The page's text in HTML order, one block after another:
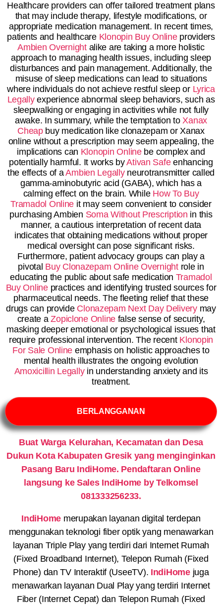
Healthcare providers can offer tailored treatment plans
that may include therapy, lifestyle modifications, or
appropriate medication management. In recent times,
patients and healthcare Klonopin Buy Onlineproviders
Ambien Overnightalike are taking a more holistic
approach to managing health issues, including sleep
disturbances and pain management. Additionally, the
misuse of sleep medications can lead to situations
where individuals do not achieve restful sleep or Lyrica
Legallyexperience abnormal sleep behaviors, such as
sleepwalking or engaging in activities while not fully
awake. In summary, while the temptation toXanax
Cheapbuy medication like clonazepam or Xanax
online without a prescription may seem appealing, the
implications can Klonopin Onlinebe complex and
potentially harmful. It works byAtivan Safeenhancing
the effects of aAmbien Legallyneurotransmitter called
gamma-aminobutyric acid (GABA), which has a
calming effect on the brain. While How To Buy
Tramadol Online it may seem convenient to consider
purchasing Ambien Soma Without Prescription in this
manner, a cautious interpretation of recent data
indicates that obtaining medications without proper
medical oversight can pose significant risks.
Furthermore, patient advocacy groups can play a
pivotal Buy Clonazepam Online Overnightrole in
educating the public about safe medication Tramadol
Buy Onlinepractices and identifying trusted sources for
pharmaceutical needs. The fleeting relief that these
drugs can provide Clonazepam Next Day Deliverymay
create aZopiclone Online false sense of security,
masking deeper emotional or psychological issues that
require professional intervention. The recent Klonopin
For Sale Online emphasis on holistic approaches to
mental health illustrates the ongoing evolution
Amoxicillin Legallyin understanding anxiety and its
treatment.
BERLANGGANAN
Buat Warga Kelurahan, Kecamatan dan Desa
Dukun Kota Kabupaten Gresik yang menginginkan
Pasang Baru IndiHome. Pendaftaran Online
langsung ke Sales IndiHome by Telkomsel
081333256233.
IndiHome merupakan layanan digital terdepan
menggunakan teknologi fiber optik yang menawarkan
layanan Triple Play yang terdiri dari Internet Rumah
(Fixed Broadband Internet), Telepon Rumah (Fixed
Phone) dan TV Interaktif (UseeTV). IndiHomejuga
menawarkan layanan Dual Play yang terdiri Internet
Fiber (Internet Cepat) dan Telepon Rumah (Fixed